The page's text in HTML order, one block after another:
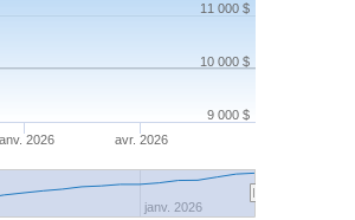
2026 avr. 2026
janv. 2026
9 000 $
10 000 $
11 000 $